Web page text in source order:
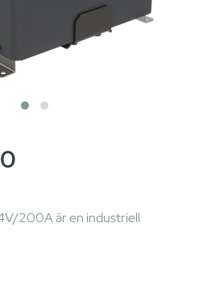
200A är en industriell